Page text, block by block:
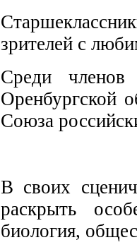
зрителей с
Среди
Оренбургской
Союза
В своих
раскрыть
биология,